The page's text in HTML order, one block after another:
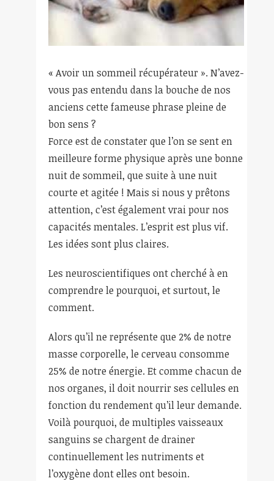
« Avoir un sommeil récupérateur ». N’avez-
vous pas entendu dans la bouche de nos
anciens cette fameuse phrase pleine de
bon sens ?
Force est de constater que l’on se sent en
meilleure forme physique après une bonne
nuit de sommeil, que suite à une nuit
courte et agitée ! Mais si nous y prêtons
attention, c’est également vrai pour nos
capacités mentales. L’esprit est plus vif.
Les idées sont plus claires.
Les neuroscientifiques ont cherché à en
comprendre le pourquoi, et surtout, le
comment.
Alors qu’il ne représente que 2% de notre
masse corporelle, le cerveau consomme
25% de notre énergie. Et comme chacun de
nos organes, il doit nourrir ses cellules en
fonction du rendement qu’il leur demande.
Voilà pourquoi, de multiples vaisseaux
sanguins se chargent de drainer
continuellement les nutriments et
l’oxygène dont elles ont besoin.